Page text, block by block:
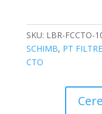
SKU: LBR-FCCTO-
SCHIMB, PT
CTO